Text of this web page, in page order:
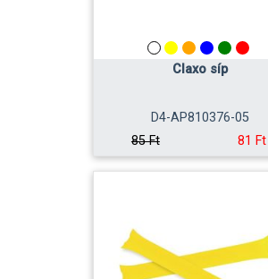
Claxo síp
D4-AP810376-05
85 Ft
81 Ft